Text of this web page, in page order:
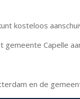
kosteloos
Capelle
en de